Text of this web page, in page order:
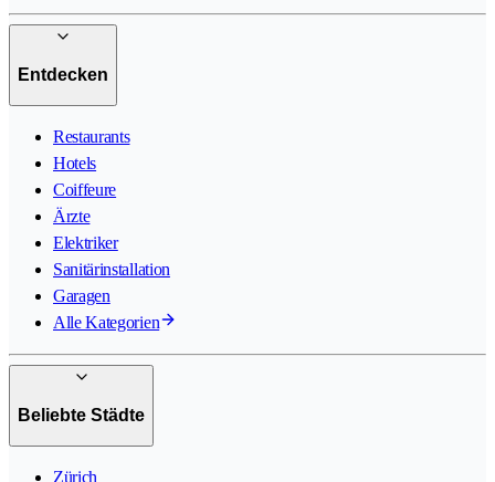
Entdecken
Restaurants
Hotels
Coiffeure
Ärzte
Elektriker
Sanitärinstallation
Garagen
Alle Kategorien
Beliebte Städte
Zürich